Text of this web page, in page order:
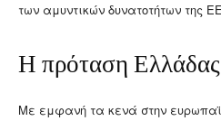
των αμυντικών δυνατοτήτων της
Η πρόταση
Με εμφανή τα κενά στην